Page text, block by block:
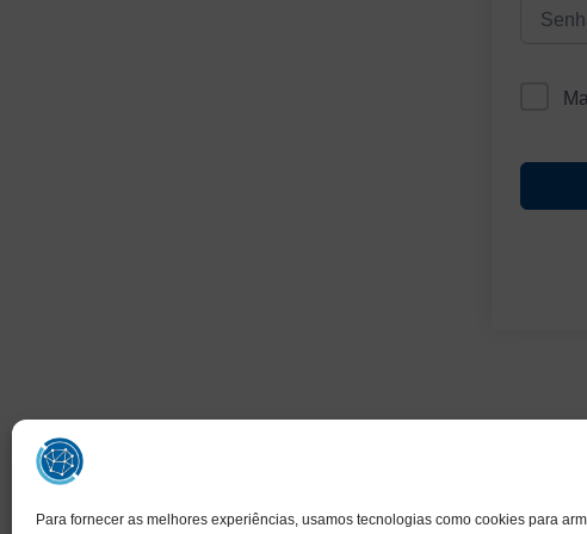
Para fornecer as melhores experiências, usamos tecnologias como cookies para